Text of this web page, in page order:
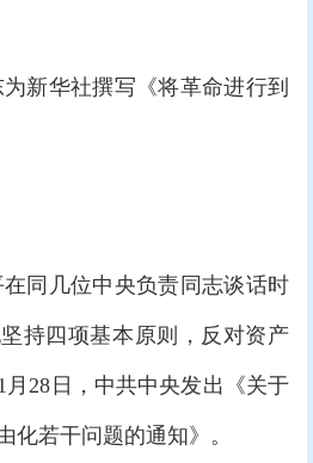
华社撰写《将革命进行到
同几位中央负责同志谈话时
持四项基本原则，反对资产
月28日，中共中央发出《关于
化若干问题的通知》。